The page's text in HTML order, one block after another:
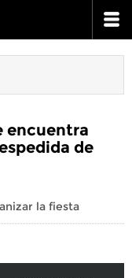
encuentra
de
la fiesta